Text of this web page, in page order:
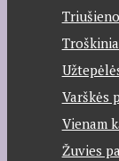
Varškės
Vienam
Žuvies